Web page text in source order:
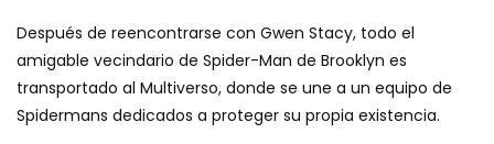
Después de reencontrarse con Gwen Stacy, todo el
amigable vecindario de Spider-Man de Brooklyn es
transportado al Multiverso, donde se une a un equipo de
Spidermans dedicados a proteger su propia existencia.